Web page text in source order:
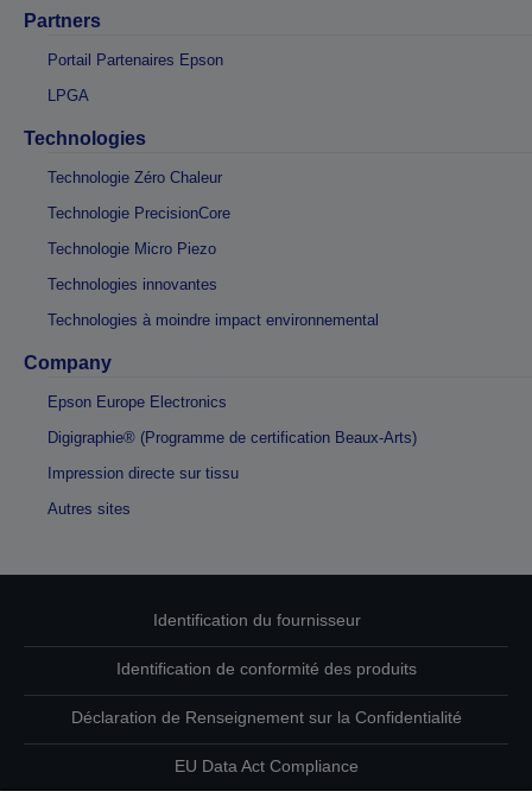
Partners
Portail Partenaires Epson
LPGA
Technologies
Technologie Zéro Chaleur
Technologie PrecisionCore
Technologie Micro Piezo
Technologies innovantes
Technologies à moindre impact environnemental
Company
Epson Europe Electronics
Digigraphie® (Programme de certification Beaux-Arts)
Impression directe sur tissu
Autres sites
Identification du fournisseur
Identification de conformité des produits
Déclaration de Renseignement sur la Confidentialité
EU Data Act Compliance